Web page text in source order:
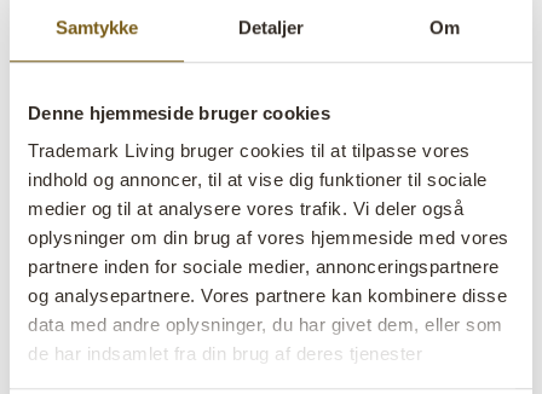
Samtykke Detaljer Om
Denne hjemmeside bruger cookies
Trademark Living bruger cookies til at tilpasse vores
indhold og annoncer, til at vise dig funktioner til sociale
medier og til at analysere vores trafik. Vi deler også
oplysninger om din brug af vores hjemmeside med vores
partnere inden for sociale medier, annonceringspartnere
og analysepartnere. Vores partnere kan kombinere disse
data med andre oplysninger, du har givet dem, eller som
de har indsamlet fra din brug af deres tjenester
lækre pyntepuder er lavet i en blød og lækker
Pyntepudebetræk i flere farver og
former
Farverne på sofapuderne er ikke skrigende, men derimod
holdt i lidt mere diskrete nuancer, så hvis du er ude efter en
mere stilren og afdæmpet accessory til sofaen eller sengen,
så er disse pyntepuder i ruskind yderst velegnede. De fås i